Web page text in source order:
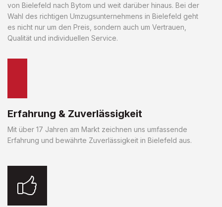
von Bielefeld nach Bytom und weit darüber hinaus. Bei der
Wahl des richtigen Umzugsunternehmens in Bielefeld geht
es nicht nur um den Preis, sondern auch um Vertrauen,
Qualität und individuellen Service.
Erfahrung & Zuverlässigkeit
Mit über 17 Jahren am Markt zeichnen uns umfassende
Erfahrung und bewährte Zuverlässigkeit in Bielefeld aus.